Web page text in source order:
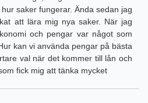
saker fungerar. Ända sedan jag
att lära mig nya saker. När jag
och pengar var något som
kan vi använda pengar på bästa
val när det kommer till lån och
fick mig att tänka mycket